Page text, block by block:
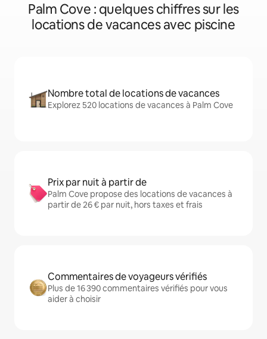
Palm Cove : quelques chiffres sur les
locations de vacances avec piscine
Nombre total de locations de vacances
Explorez 520 locations de vacances à Palm Cove
Prix par nuit à partir de
Palm Cove propose des locations de vacances à
partir de 26 € par nuit, hors taxes et frais
Commentaires de voyageurs vérifiés
Plus de 16 390 commentaires vérifiés pour vous
aider à choisir